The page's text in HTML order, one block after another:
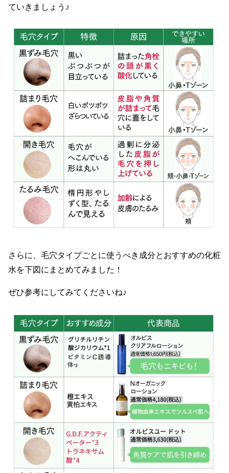
ていきましょう♪
さらに、毛穴タイプごとに使うべき成分とおすすめの化粧
水を下図にまとめてみました！
ぜひ参考にしてみてくださいね♪